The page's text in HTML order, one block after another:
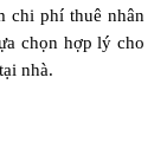
chi phí thuê nhân
chọn hợp lý cho
nhà.